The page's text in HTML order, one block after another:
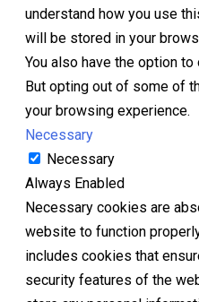
understand how you use
will be stored in your
You also have the option
But opting out of some of
your browsing experience.
Necessary
Necessary
Always Enabled
Necessary cookies are
website to function
includes cookies that
security features of the